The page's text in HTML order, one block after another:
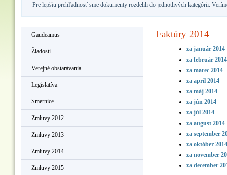
Pre lepšiu prehľadnosť sme dokumenty rozdelili do jednotlivých kategórii.
Gaudeamus
Žiadosti
Verejné obstarávania
Legislatíva
Smernice
Zmluvy 2012
Zmluvy 2013
Zmluvy 2014
Zmluvy 2015
Faktúry 2014
za január 2014
za február
za marec 2014
za apríl 2014
za máj 2014
za jún 2014
za júl 2014
za august 2014
za september
za október 2014
za november
za december